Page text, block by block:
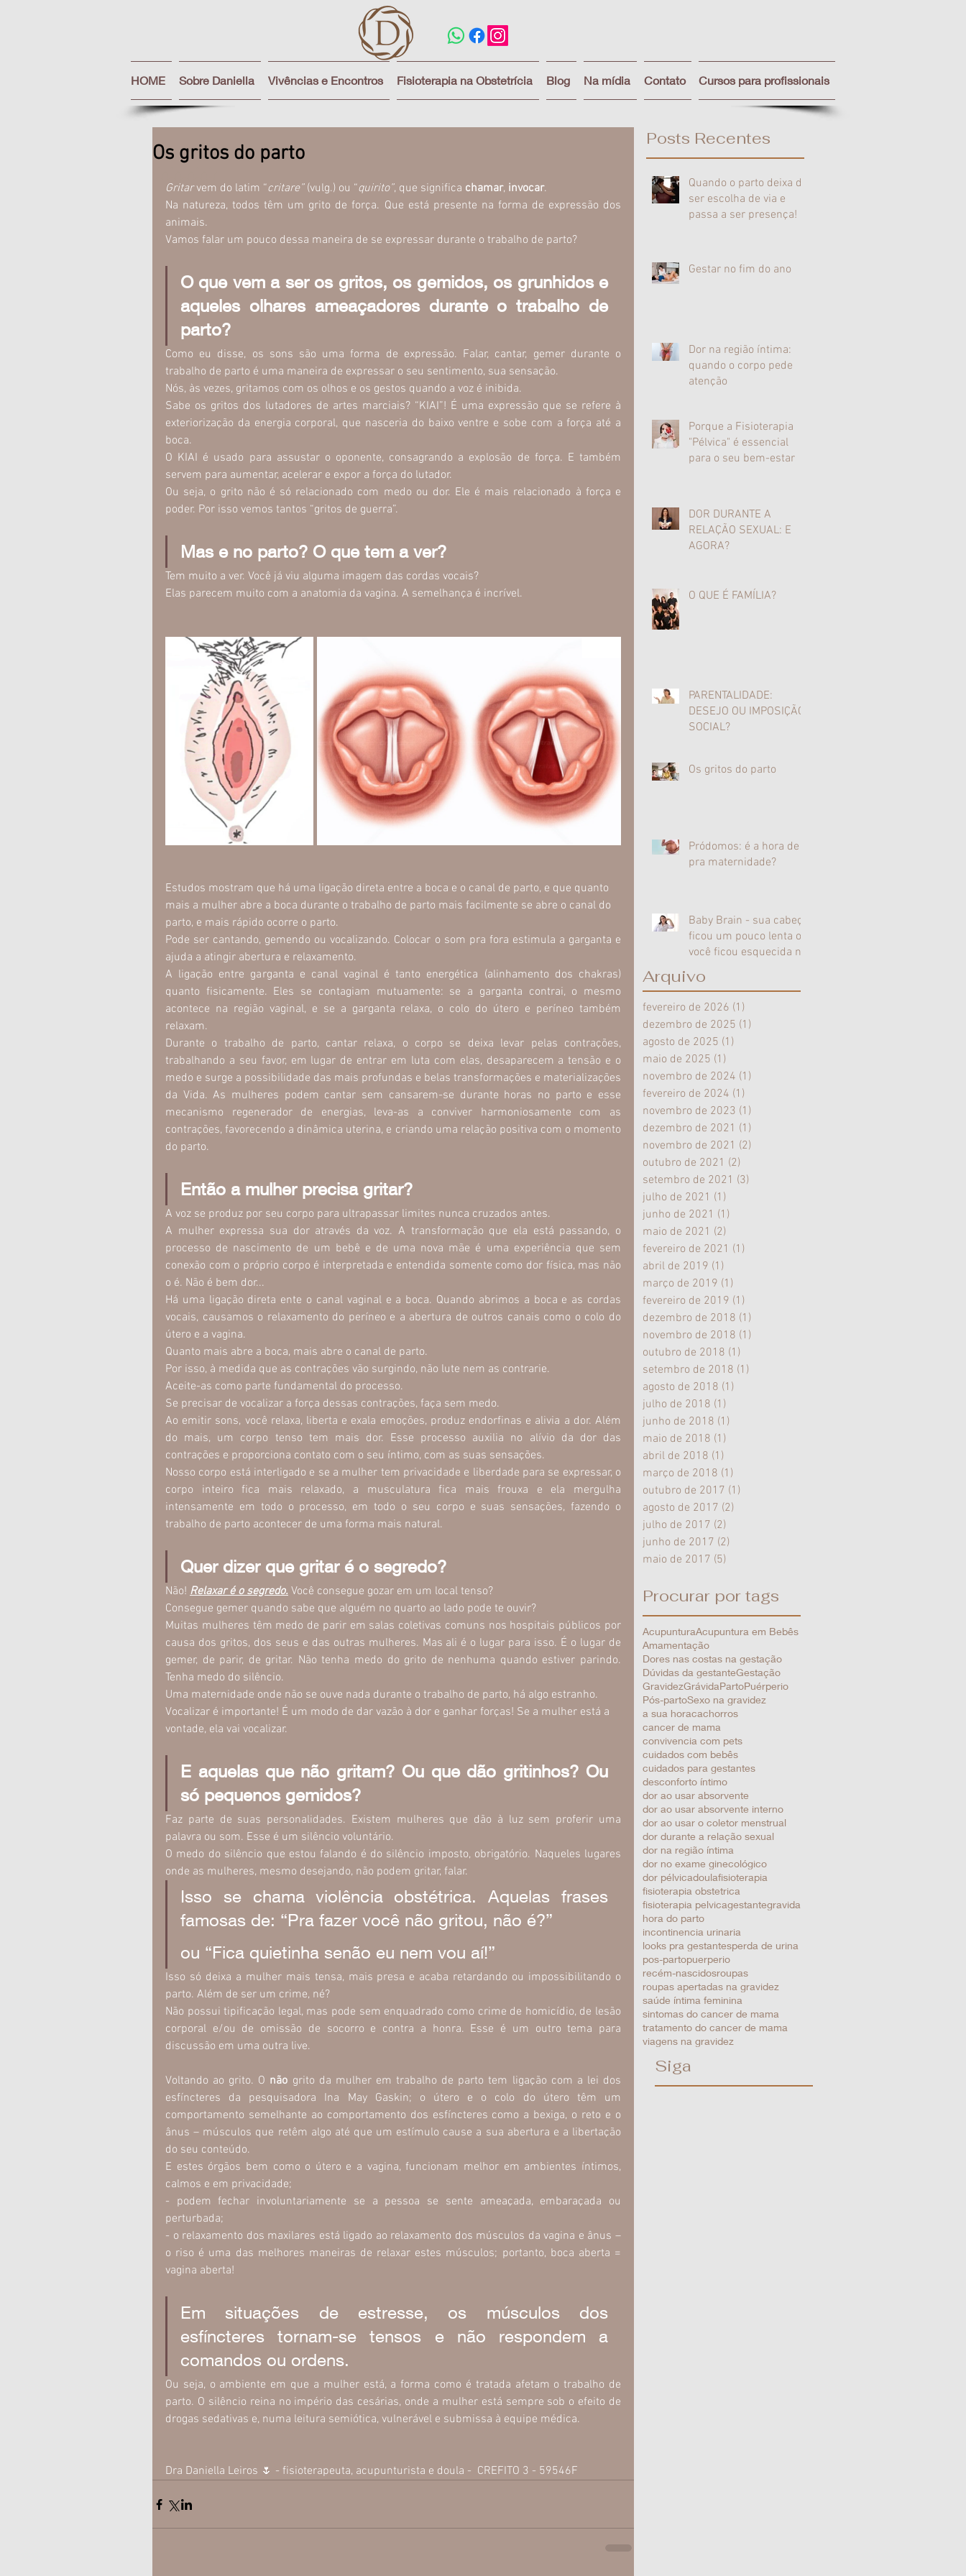
HOME Sobre Daniella Vivências e Encontros Fisioterapia na Obstetrícia Blog Na mídia Contato Cursos para profissionais
Os gritos do parto
Gritar vem do latim “critare” (vulg.) ou “quirito”, que significa chamar, invocar.
Na natureza, todos têm um grito de força. Que está presente na forma de expressão dos
animais.
Vamos falar um pouco dessa maneira de se expressar durante o trabalho de parto?
O que vem a ser os gritos, os gemidos, os grunhidos e
aqueles olhares ameaçadores durante o trabalho de
parto?
Como eu disse, os sons são uma forma de expressão. Falar, cantar, gemer durante o
trabalho de parto é uma maneira de expressar o seu sentimento, sua sensação.
Nós, às vezes, gritamos com os olhos e os gestos quando a voz é inibida.
Sabe os gritos dos lutadores de artes marciais? “KIAI”! É uma expressão que se refere à
exteriorização da energia corporal, que nasceria do baixo ventre e sobe com a força até a
boca.
O KIAI é usado para assustar o oponente, consagrando a explosão de força. E também
servem para aumentar, acelerar e expor a força do lutador.
Ou seja, o grito não é só relacionado com medo ou dor. Ele é mais relacionado à força e
poder. Por isso vemos tantos “gritos de guerra”.
Mas e no parto? O que tem a ver?
Tem muito a ver. Você já viu alguma imagem das cordas vocais?
Elas parecem muito com a anatomia da vagina. A semelhança é incrível.
Estudos mostram que há uma ligação direta entre a boca e o canal de parto, e que quanto
mais a mulher abre a boca durante o trabalho de parto mais facilmente se abre o canal do
parto, e mais rápido ocorre o parto.
Pode ser cantando, gemendo ou vocalizando. Colocar o som pra fora estimula a garganta e
ajuda a atingir abertura e relaxamento.
A ligação entre garganta e canal vaginal é tanto energética (alinhamento dos chakras)
quanto fisicamente. Eles se contagiam mutuamente: se a garganta contrai, o mesmo
acontece na região vaginal, e se a garganta relaxa, o colo do útero e períneo também
relaxam.
Durante o trabalho de parto, cantar relaxa, o corpo se deixa levar pelas contrações,
trabalhando a seu favor, em lugar de entrar em luta com elas, desaparecem a tensão e o
medo e surge a possibilidade das mais profundas e belas transformações e materializações
da Vida. As mulheres podem cantar sem cansarem-se durante horas no parto e esse
mecanismo regenerador de energias, leva-as a conviver harmoniosamente com as
contrações, favorecendo a dinâmica uterina, e criando uma relação positiva com o momento
do parto.
Então a mulher precisa gritar?
A voz se produz por seu corpo para ultrapassar limites nunca cruzados antes.
A mulher expressa sua dor através da voz. A transformação que ela está passando, o
processo de nascimento de um bebê e de uma nova mãe é uma experiência que sem
conexão com o próprio corpo é interpretada e entendida somente como dor física, mas não
o é. Não é bem dor...
Há uma ligação direta ente o canal vaginal e a boca. Quando abrimos a boca e as cordas
vocais, causamos o relaxamento do períneo e a abertura de outros canais como o colo do
útero e a vagina.
Quanto mais abre a boca, mais abre o canal de parto.
Por isso, à medida que as contrações vão surgindo, não lute nem as contrarie.
Aceite-as como parte fundamental do processo.
Se precisar de vocalizar a força dessas contrações, faça sem medo.
Ao emitir sons, você relaxa, liberta e exala emoções, produz endorfinas e alivia a dor. Além
do mais, um corpo tenso tem mais dor. Esse processo auxilia no alívio da dor das
contrações e proporciona contato com o seu íntimo, com as suas sensações.
Nosso corpo está interligado e se a mulher tem privacidade e liberdade para se expressar, o
corpo inteiro fica mais relaxado, a musculatura fica mais frouxa e ela mergulha
intensamente em todo o processo, em todo o seu corpo e suas sensações, fazendo o
trabalho de parto acontecer de uma forma mais natural.
Quer dizer que gritar é o segredo?
Não! Relaxar é o segredo. Você consegue gozar em um local tenso?
Consegue gemer quando sabe que alguém no quarto ao lado pode te ouvir?
Muitas mulheres têm medo de parir em salas coletivas comuns nos hospitais públicos por
causa dos gritos, dos seus e das outras mulheres. Mas ali é o lugar para isso. É o lugar de
gemer, de parir, de gritar. Não tenha medo do grito de nenhuma quando estiver parindo.
Tenha medo do silêncio.
Uma maternidade onde não se ouve nada durante o trabalho de parto, há algo estranho.
Vocalizar é importante! É um modo de dar vazão à dor e ganhar forças! Se a mulher está a
vontade, ela vai vocalizar.
E aquelas que não gritam? Ou que dão gritinhos? Ou
só pequenos gemidos?
Faz parte de suas personalidades. Existem mulheres que dão à luz sem proferir uma
palavra ou som. Esse é um silêncio voluntário.
O medo do silêncio que estou falando é do silêncio imposto, obrigatório. Naqueles lugares
onde as mulheres, mesmo desejando, não podem gritar, falar.
Isso se chama violência obstétrica. Aquelas frases
famosas de: “Pra fazer você não gritou, não é?”
ou “Fica quietinha senão eu nem vou aí!”
Isso só deixa a mulher mais tensa, mais presa e acaba retardando ou impossibilitando o
parto. Além de ser um crime, né?
Não possui tipificação legal, mas pode sem enquadrado como crime de homicídio, de lesão
corporal e/ou de omissão de socorro e contra a honra. Esse é um outro tema para
discussão em uma outra live.
Voltando ao grito. O não grito da mulher em trabalho de parto tem ligação com a lei dos
esfíncteres da pesquisadora Ina May Gaskin; o útero e o colo do útero têm um
comportamento semelhante ao comportamento dos esfíncteres como a bexiga, o reto e o
ânus – músculos que retêm algo até que um estímulo cause a sua abertura e a libertação
do seu conteúdo.
E estes órgãos bem como o útero e a vagina, funcionam melhor em ambientes íntimos,
calmos e em privacidade;
- podem fechar involuntariamente se a pessoa se sente ameaçada, embaraçada ou
perturbada;
- o relaxamento dos maxilares está ligado ao relaxamento dos músculos da vagina e ânus –
o riso é uma das melhores maneiras de relaxar estes músculos; portanto, boca aberta =
vagina aberta!
Em situações de estresse, os músculos dos
esfíncteres tornam-se tensos e não respondem a
comandos ou ordens.
Ou seja, o ambiente em que a mulher está, a forma como é tratada afetam o trabalho de
parto. O silêncio reina no império das cesárias, onde a mulher está sempre sob o efeito de
drogas sedativas e, numa leitura semiótica, vulnerável e submissa à equipe médica.
Dra Daniella Leiros 🌷 - fisioterapeuta, acupunturista e doula -  CREFITO 3 - 59546F
Posts Recentes
Quando o parto deixa de
ser escolha de via e
passa a ser presença!
Gestar no fim do ano
Dor na região íntima:
quando o corpo pede
atenção
Porque a Fisioterapia
"Pélvica" é essencial
para o seu bem-estar
DOR DURANTE A
RELAÇÃO SEXUAL: E
AGORA?
O QUE É FAMÍLIA?
PARENTALIDADE:
DESEJO OU IMPOSIÇÃO
SOCIAL?
Os gritos do parto
Pródomos: é a hora de ir
pra maternidade?
Baby Brain - sua cabeça
ficou um pouco lenta ou
você ficou esquecida na
Arquivo
fevereiro de 2026 (1)
dezembro de 2025 (1)
agosto de 2025 (1)
maio de 2025 (1)
novembro de 2024 (1)
fevereiro de 2024 (1)
novembro de 2023 (1)
dezembro de 2021 (1)
novembro de 2021 (2)
outubro de 2021 (2)
setembro de 2021 (3)
julho de 2021 (1)
junho de 2021 (1)
maio de 2021 (2)
fevereiro de 2021 (1)
abril de 2019 (1)
março de 2019 (1)
fevereiro de 2019 (1)
dezembro de 2018 (1)
novembro de 2018 (1)
outubro de 2018 (1)
setembro de 2018 (1)
agosto de 2018 (1)
julho de 2018 (1)
junho de 2018 (1)
maio de 2018 (1)
abril de 2018 (1)
março de 2018 (1)
outubro de 2017 (1)
agosto de 2017 (2)
julho de 2017 (2)
junho de 2017 (2)
maio de 2017 (5)
Procurar por tags
AcupunturaAcupuntura em Bebês
Amamentação
Dores nas costas na gestação
Dúvidas da gestanteGestação
GravidezGrávidaPartoPuérperio
Pós-partoSexo na gravidez
a sua horacachorros
cancer de mama
convivencia com pets
cuidados com bebês
cuidados para gestantes
desconforto íntimo
dor ao usar absorvente
dor ao usar absorvente interno
dor ao usar o coletor menstrual
dor durante a relação sexual
dor na região íntima
dor no exame ginecológico
dor pélvicadoulafisioterapia
fisioterapia obstetrica
fisioterapia pelvicagestantegravida
hora do parto
incontinencia urinaria
looks pra gestantesperda de urina
pos-partopuerperio
recém-nascidosroupas
roupas apertadas na gravidez
saúde íntima feminina
sintomas do cancer de mama
tratamento do cancer de mama
viagens na gravidez
Siga